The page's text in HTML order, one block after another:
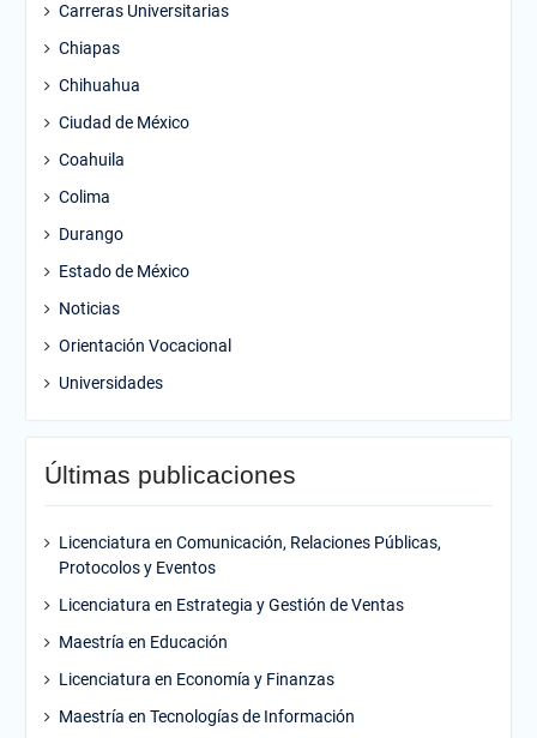
Carreras Universitarias
Chiapas
Chihuahua
Ciudad de México
Coahuila
Colima
Durango
Estado de México
Noticias
Orientación Vocacional
Universidades
Últimas publicaciones
Licenciatura en Comunicación, Relaciones Públicas,
Protocolos y Eventos
Licenciatura en Estrategia y Gestión de Ventas
Maestría en Educación
Licenciatura en Economía y Finanzas
Maestría en Tecnologías de Información